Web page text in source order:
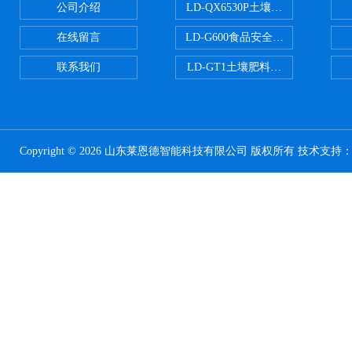
公司介绍
在线留言
联系我们
LD-QX6530P土壤氧化还原电位检
LD-G600食品安全检测仪
LD-GT1土壤肥料养分检测仪
Copyright © 2026 山东莱恩德智能科技有限公司 版权所有 技术支持：